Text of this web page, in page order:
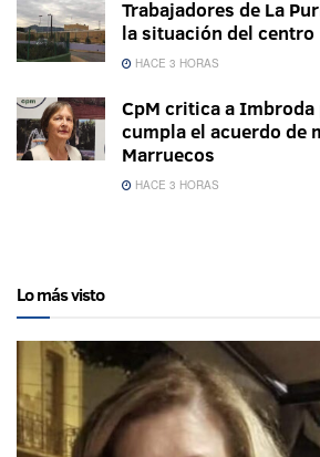
Trabajadores de La
la situación del centro
HACE 3 HORAS
CpM critica a
cumpla el acuerdo de
Marruecos
HACE 3 HORAS
Lo más visto